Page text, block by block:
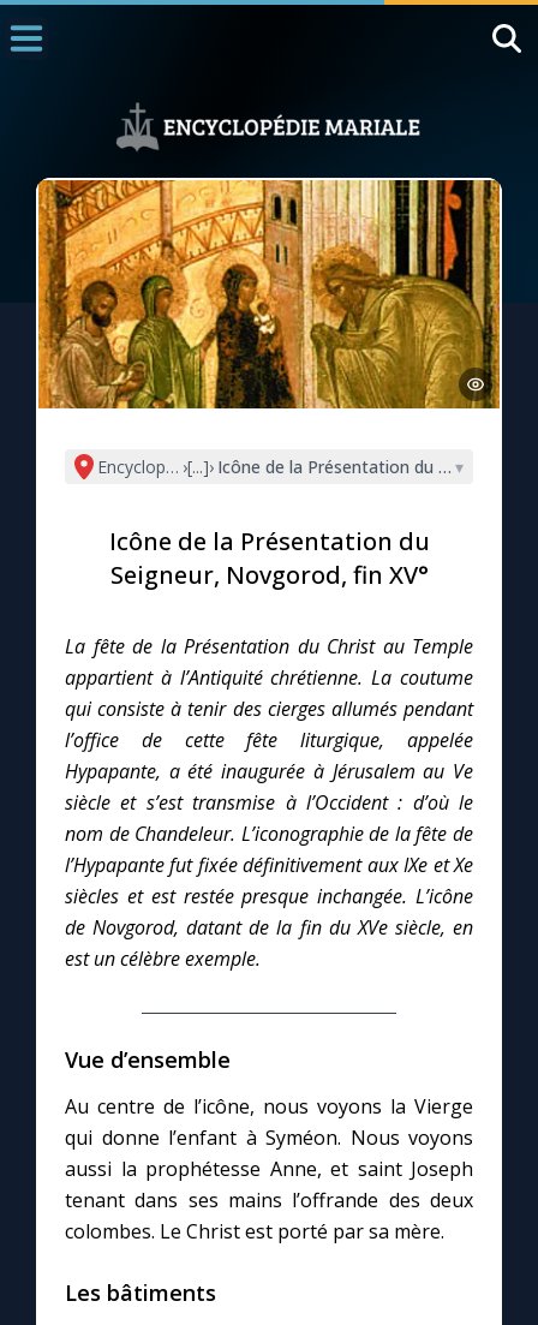
1000 Raisons de Croire
L'actualité de la semaine
La chaîne Youtube
La newsletter
La vidéo de la semaine
Le compte Tiktok
Le magazine
Le site internet
Questions-réponses
Prier au quotidien
Avec Thérèse de Lisieux
L'Évangile chaque jour
Les premiers samedis du mois
Marie qui défait les nœuds
Me consacrer à Jésus par Marie
Mes intentions de prière
Encyclopédie mariale
›[...]› Icône de la Présentation du Seigneur,
▾
Icône de la Présentation du
Seigneur, Novgorod, fin XV°
La fête de la Présentation du Christ au Temple
appartient à l’Antiquité chrétienne. La coutume
qui consiste à tenir des cierges allumés pendant
l’office de cette fête liturgique, appelée
Hypapante, a été inaugurée à Jérusalem au Ve
siècle et s’est transmise à l’Occident : d’où le
nom de Chandeleur. L’iconographie de la fête de
l’Hypapante fut fixée définitivement aux IXe et Xe
siècles et est restée presque inchangée. L’icône
de Novgorod, datant de la fin du XVe siècle, en
est un célèbre exemple.
Vue d’ensemble
Au centre de l’icône, nous voyons la Vierge
qui donne l’enfant à Syméon. Nous voyons
aussi la prophétesse Anne, et saint Joseph
tenant dans ses mains l’offrande des deux
colombes. Le Christ est porté par sa mère.
Les bâtiments